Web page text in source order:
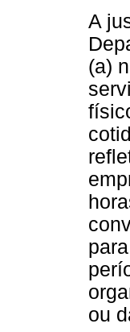
A
(a)
ou